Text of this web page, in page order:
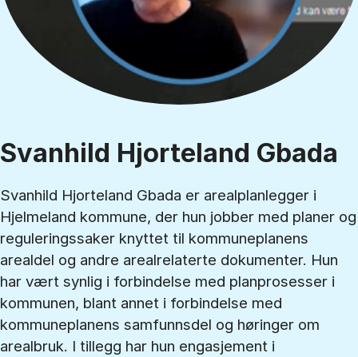
Svanhild Hjorteland Gbada
Svanhild Hjorteland Gbada er arealplanlegger i
Hjelmeland kommune, der hun jobber med planer og
reguleringssaker knyttet til kommuneplanens
arealdel og andre arealrelaterte dokumenter. Hun
har vært synlig i forbindelse med planprosesser i
kommunen, blant annet i forbindelse med
kommuneplanens samfunnsdel og høringer om
arealbruk. I tillegg har hun engasjement i